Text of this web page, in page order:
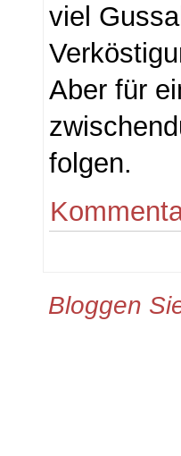
viel
Aber für
folgen.
Bloggen